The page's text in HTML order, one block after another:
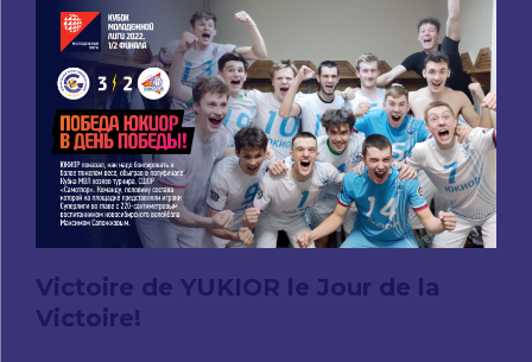
Victoire de YUKIOR le Jour de la
Victoire!